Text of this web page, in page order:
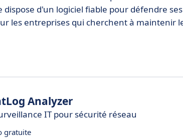
d'un logiciel fiable pour défendre
les entreprises qui cherchent à maintenir
Analyzer
IT pour sécurité réseau
gratuite